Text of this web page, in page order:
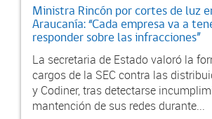
Ministra Rincón por cortes de luz
Araucanía: “Cada empresa va a
responder sobre las infracciones”
La secretaria de Estado valoró la
cargos de la SEC contra las
y Codiner, tras detectarse
mantención de sus redes durante...